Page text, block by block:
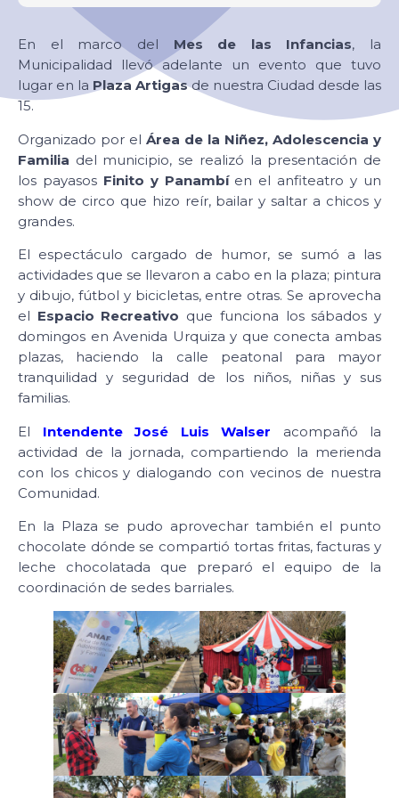
En el marco del Mes de las Infancias, la
Municipalidad llevó adelante un evento que tuvo
lugar en la Plaza Artigasde nuestra Ciudad desde las
15.
Organizado por el Área de la Niñez, Adolescencia y
Familia del municipio, se realizó la presentación de
los payasos Finito y Panambíen el anfiteatro y un
show de circo que hizo reír, bailar y saltar a chicos y
grandes.
El espectáculo cargado de humor, se sumó a las
actividades que se llevaron a cabo en la plaza; pintura
y dibujo, fútbol y bicicletas, entre otras. Se aprovecha
el Espacio Recreativo que funciona los sábados y
domingos en Avenida Urquiza y que conecta ambas
plazas, haciendo la calle peatonal para mayor
tranquilidad y seguridad de los niños, niñas y sus
familias.
El Intendente José Luis Walser acompañó la
actividad de la jornada, compartiendo la merienda
con los chicos y dialogando con vecinos de nuestra
Comunidad.
En la Plaza se pudo aprovechar también el punto
chocolate dónde se compartió tortas fritas, facturas y
leche chocolatada que preparó el equipo de la
coordinación de sedes barriales.